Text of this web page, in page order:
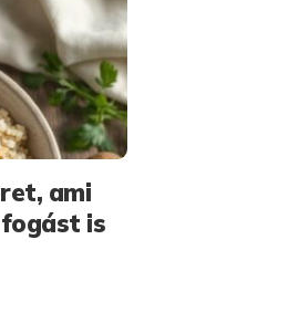
ami
is